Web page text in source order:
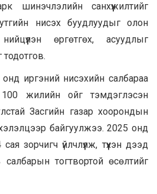
шинэчлэлийн санхүүжилтийг
нисэх буудлуудыг олон
өргөтгөх, асуудлыг
иргэний нисэхийн салбараа
100 жилийн ойг тэмдэглэсэн
Засгийн газар хоорондын
байгуулжээ. 2025 онд
зорчигч үйлчлүүлж, түүхэн дээд
тогтвортой өсөлтийг